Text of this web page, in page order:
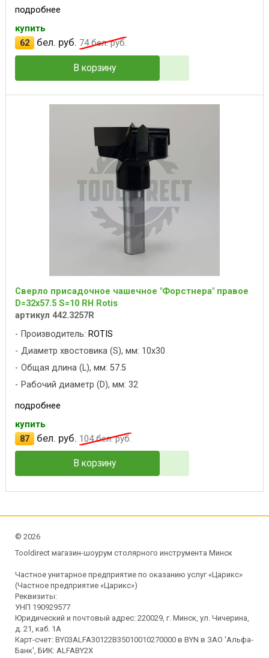
подробнее
купить
62
бел. руб. 74бел. руб.
В корзину
Сверло присадочное чашечное "Форстнера" правое
D=32x57.5 S=10 RH Rotis
артикул 442.3257R
Производитель: ROTIS
Диаметр хвостовика (S), мм: 10x30
Общая длина (L), мм: 57.5
Рабочий диаметр (D), мм: 32
подробнее
купить
87
бел. руб. 104бел. руб.
В корзину
© 2026
Tooldirect магазин-шоурум столярного инструмента Минск
Частное унитарное предприятие по оказанию услуг «Царикс»
(Частное предприятие «Царикс»)
Реквизиты:
УНП 190929577
Юридический и почтовый адрес: 220029, г. Минск, ул. Чичерина,
д. 21, каб. 1А
Карт-счет: BY03ALFA30122B35010010270000 в BYN в ЗАО 'Альфа-
Банк', БИК: ALFABY2X